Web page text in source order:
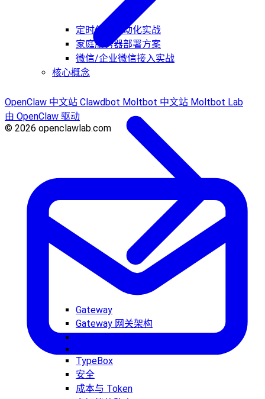
定时任务自动化实战
家庭服务器部署方案
微信/企业微信接入实战
核心概念
Gateway
Gateway 网关架构
TypeBox
安全
成本与 Token
OpenClaw 中文站 Clawdbot Moltbot 中文站 Moltbot Lab
由 OpenClaw 驱动
© 2026 openclawlab.com